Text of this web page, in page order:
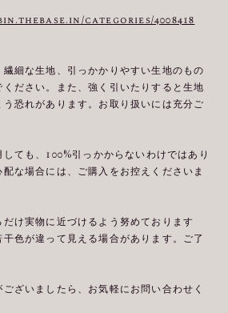
categories/4008418
細な生地、引っかかりやすい生地のもの
ださい。また、強く引いたりすると生地
恐れがあります。お取り扱いには充分ご
ても、100%引っかからないわけではあり
な場合には、ご購入をお控えくださいま
け実物に近づけるよう努めております
色が違って見える場合があります。ご了
ざいましたら、お気軽にお問い合わせく